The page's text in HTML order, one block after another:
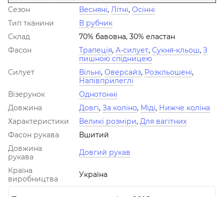
Сезон
Весняні, Літні, Осінні
Тип тканини
В рубчик
Склад
70% бавовна, 30% еластан
Фасон
Трапеція, А-силует, Сукня-кльош, З
пишною спідницею
Силует
Вільні, Оверсайз, Розкльошені,
Напівприлеглі
Візерунок
Однотонні
Довжина
Довгі, За коліно, Міді, Нижче коліна
Характеристики
Великі розміри, Для вагітних
Фасон рукава
Вшитий
Довжина
рукава
Довгий рукав
Країна
виробництва
Україна